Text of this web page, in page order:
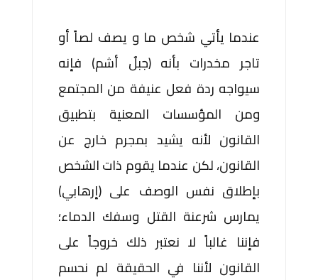
عندما يأتي شخص ما و يصف لصاً أو
تاجر مخدرات بأنه (جبلٌ أشم) فإنه
سيواجه ردة فعل عنيفة من المجتمع
ومن المؤسسات المعنية بتطبيق
القانون لأنه يشيد بمجرم خارج عن
القانون، لكن عندما يقوم ذات الشخص
بإطلاق نفس الوصف على (إرهابي)
يمارس شرعنة القتل وسفك الدماء؛
فإننا غالباً لا نعتبر ذلك خروجاً على
القانون لأننا في الحقيقة لم نحسم